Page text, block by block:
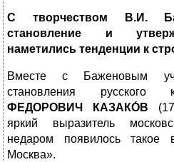
С творчеством В.И.
становление и
наметились тенденции к
Вместе с Баженовым
становления русского
ФЕДОРОВИЧ КАЗАКО́В
яркий выразитель
недаром появилось такое
Москва».